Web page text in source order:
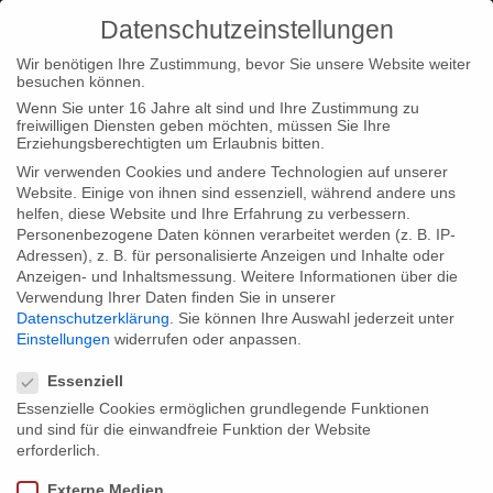
Home Type|News “Saving The Titanic” starts filming
“Saving The Titanic” starts filming
The Irish-German co-production “Saving the Titanic” will begin
filming this month in Kempton Steam Museum, London and
Ardmore Studios. Directed by award-winning Maurice Sweeney
and produced by gebrueder beetz filmproduktion and Tile Films
Datenschutzeinstellungen
Wir benötigen Ihre Zustimmung, bevor Sie unsere Website weiter
besuchen können.
Wenn Sie unter 16 Jahre alt sind und Ihre Zustimmung zu
freiwilligen Diensten geben möchten, müssen Sie Ihre
Erziehungsberechtigten um Erlaubnis bitten.
Wir verwenden Cookies und andere Technologien auf unserer
Website. Einige von ihnen sind essenziell, während andere uns
helfen, diese Website und Ihre Erfahrung zu verbessern.
Personenbezogene Daten können verarbeitet werden (z. B. IP-
Adressen), z. B. für personalisierte Anzeigen und Inhalte oder
Anzeigen- und Inhaltsmessung. Weitere Informationen über die
Verwendung Ihrer Daten finden Sie in unserer
Datenschutzerklärung
Sie können Ihre Auswahl jederzeit unter
Einstellungen widerrufen oder anpassen.
Essenziell
Essenzielle Cookies ermöglichen grundlegende Funktionen
und sind für die einwandfreie Funktion der Website
erforderlich.